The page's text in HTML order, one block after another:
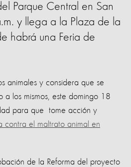
Parque Central en San
y llega a la Plaza de la
habrá una Feria de
animales y considera que se
a los mismos, este domingo 18
para que tome acción y
contra el maltrato animal en
de la Reforma del proyecto